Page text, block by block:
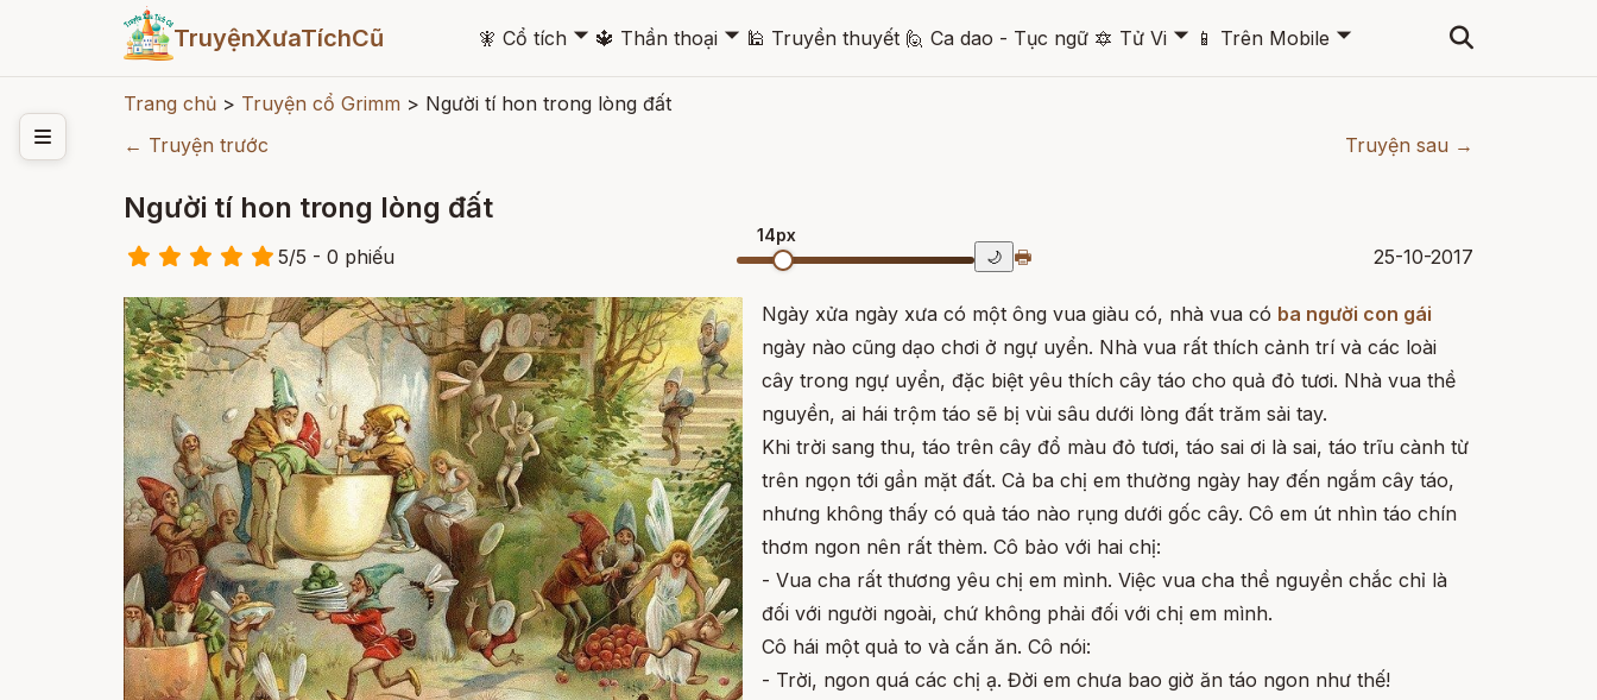
TruyệnXưaTíchCũ 🧚 Cổ tích 🞃 🔱 Thần thoại 🞃 🕌 Truyền thuyết 🙋 Ca dao - Tục ngữ 🔯 Tử Vi 🞃 📱 Trên Mobile 🞃
Trang chủ > Truyện cổ Grimm > Người tí hon trong lòng đất
← Truyện trước
Truyện sau →
Người tí hon trong lòng đất
5/5 - 0 phiếu
14px
🌙 🖶 25-10-2017
Ngày xửa ngày xưa có một ông vua giàu có, nhà vua có ba người con gái
ngày nào cũng dạo chơi ở ngự uyển. Nhà vua rất thích cảnh trí và các loài
cây trong ngự uyển, đặc biệt yêu thích cây táo cho quả đỏ tươi. Nhà vua thề
nguyền, ai hái trộm táo sẽ bị vùi sâu dưới lòng đất trăm sải tay.
Khi trời sang thu, táo trên cây đổ màu đỏ tươi, táo sai ơi là sai, táo trĩu cành từ
trên ngọn tới gần mặt đất. Cả ba chị em thường ngày hay đến ngắm cây táo,
nhưng không thấy có quả táo nào rụng dưới gốc cây. Cô em út nhìn táo chín
thơm ngon nên rất thèm. Cô bảo với hai chị:
- Vua cha rất thương yêu chị em mình. Việc vua cha thề nguyền chắc chỉ là
đối với người ngoài, chứ không phải đối với chị em mình.
Cô hái một quả to và cắn ăn. Cô nói:
- Trời, ngon quá các chị ạ. Đời em chưa bao giờ ăn táo ngon như thế!